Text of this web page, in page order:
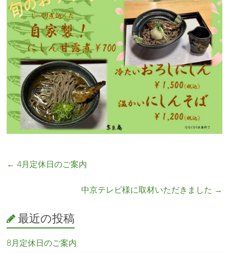
← 4月定休日のご案内
中京テレビ様に取材いただきました →
最近の投稿
8月定休日のご案内